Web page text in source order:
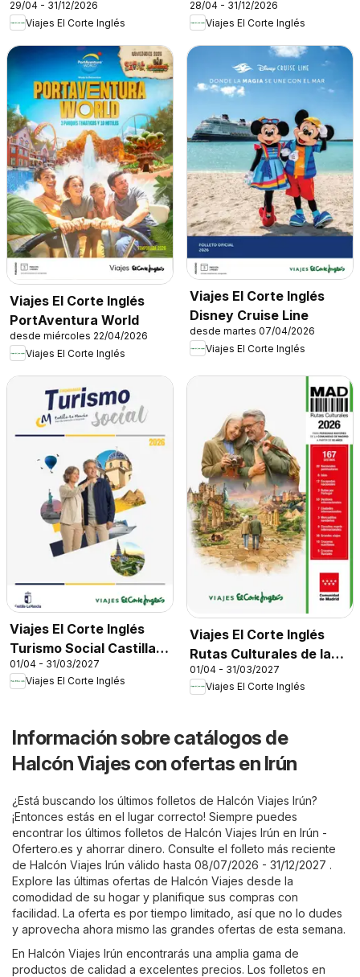
Tourmundial
29/04 - 31/12/2026
Viajes El Corte Inglés
28/04 - 31/12/2026
Viajes El Corte Inglés
Viajes El Corte Inglés
PortAventura World
desde miércoles 22/04/2026
Viajes El Corte Inglés
Viajes El Corte Inglés
Disney Cruise Line
desde martes 07/04/2026
Viajes El Corte Inglés
Viajes El Corte Inglés
Turismo Social Castilla
La Mancha
01/04 - 31/03/2027
Viajes El Corte Inglés
Viajes El Corte Inglés
Rutas Culturales de la
Comunidad de Madrid
01/04 - 31/03/2027
Viajes El Corte Inglés
Información sobre catálogos de
Halcón Viajes con ofertas en Irún
¿Está buscando los últimos folletos de Halcón Viajes Irún?
¡Entonces estás en el lugar correcto! Siempre puedes
encontrar los últimos folletos de Halcón Viajes Irún en Irún -
Ofertero.es y ahorrar dinero. Consulte el folleto más reciente
de Halcón Viajes Irún válido hasta 08/07/2026 - 31/12/2027 .
Explore las últimas ofertas de Halcón Viajes desde la
comodidad de su hogar y planifique sus compras con
facilidad. La oferta es por tiempo limitado, así que no lo dudes
y aprovecha ahora mismo las grandes ofertas de esta semana.
En Halcón Viajes Irún encontrarás una amplia gama de
productos de calidad a excelentes precios. Los folletos en